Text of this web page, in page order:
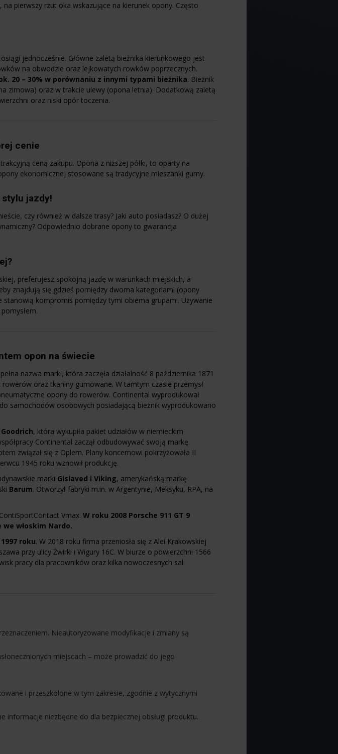
pierwszy rzut oka wskazujące na kierunek opony. Często
jednocześnie. Główne zaletą bieżnika kierunkowego jest
na obwodzie oraz lejkowatych rowków poprzecznych.
20 – 30% w porównaniu z innymi typami bieżnika. Bieżnik
zimowa) oraz w trakcie ulewy (opona letnia). Dodatkową zaletą
oraz niski opór toczenia.
cenie
ceną zakupu. Opona z niższej półki, to oparty na
ekonomicznej stosowane są tradycyjne mieszanki gumy.
jazdy!
czy również w dalsze trasy? Jaki auto posiadasz? O dużej
Odpowiednio dobrane opony to gwarancja
preferujesz spokojną jazdę w warunkach miejskich, a
znajdują się gdzieś pomiędzy dwoma kategoriami (opony
kompromis pomiędzy tymi obiema grupami. Używanie
opon na świecie
nazwa marki, która zaczęła działalność 8 października 1871
oraz tkaniny gumowane. W tamtym czasie przemysł
opony do rowerów. Continental wyprodukował
samochodów osobowych posiadającą bieżnik wyprodukowano
Goodrich, która wykupiła pakiet udziałów w niemieckim
Continental zaczął odbudowywać swoją markę.
związał się z Oplem. Plany koncernowi pokrzyżowała II
1945 roku wznowił produkcję.
marki Gislaved i Viking, amerykańską markę
Barum. Otworzył fabryki m.in. w Argentynie, Meksyku, RPA, na
Vmax. W roku 2008 Porsche 911 GT 9
włoskim Nardo.
roku. W 2018 roku firma przeniosła się z Alei Krakowskiej
przy ulicy Żwirki i Wigury 16C. W biurze o powierzchni 1566
pracy dla pracowników oraz kilka nowoczesnych sal
Nieautoryzowane modyfikacje i zmiany są
miejscach – może prowadzić do jego
i przeszkolone w tym zakresie, zgodnie z wytycznymi
informacje niezbędne do dla bezpiecznej obsługi produktu.